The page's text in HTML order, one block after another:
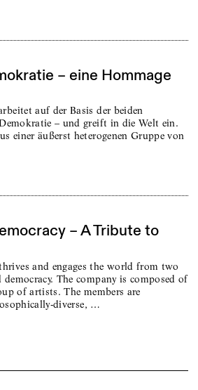
– eine Hommage
auf der Basis der beiden
– und greift in die Welt ein.
einer äußerst heterogenen Gruppe von
– A Tribute to
and engages the world from two
The company is composed of
of artists. The members are
diverse, …